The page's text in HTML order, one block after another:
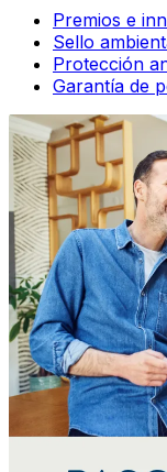
Premios e
Sello
Protección
Garantía de